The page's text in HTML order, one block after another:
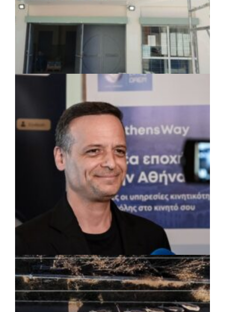
ΤΟΠΙΚΗ ΑΥΤΟΔΙΟΙΚΗΣΗ 07/08/2026 · 17:45
Δήμος Πετρούπολης: Εργασίες
συντήρησης σε σχολεία και αθλητικές
εγκαταστάσεις
ΡΕΠΟΡΤΑΖ | 07/08/2026 · 17:27
Ο Δούκας για έργα, καθαριότητα και τη
μάχη των επόμενων εκλογών: «Η καλύτερη
μου να κατέβει ο Μπακογιάννης»